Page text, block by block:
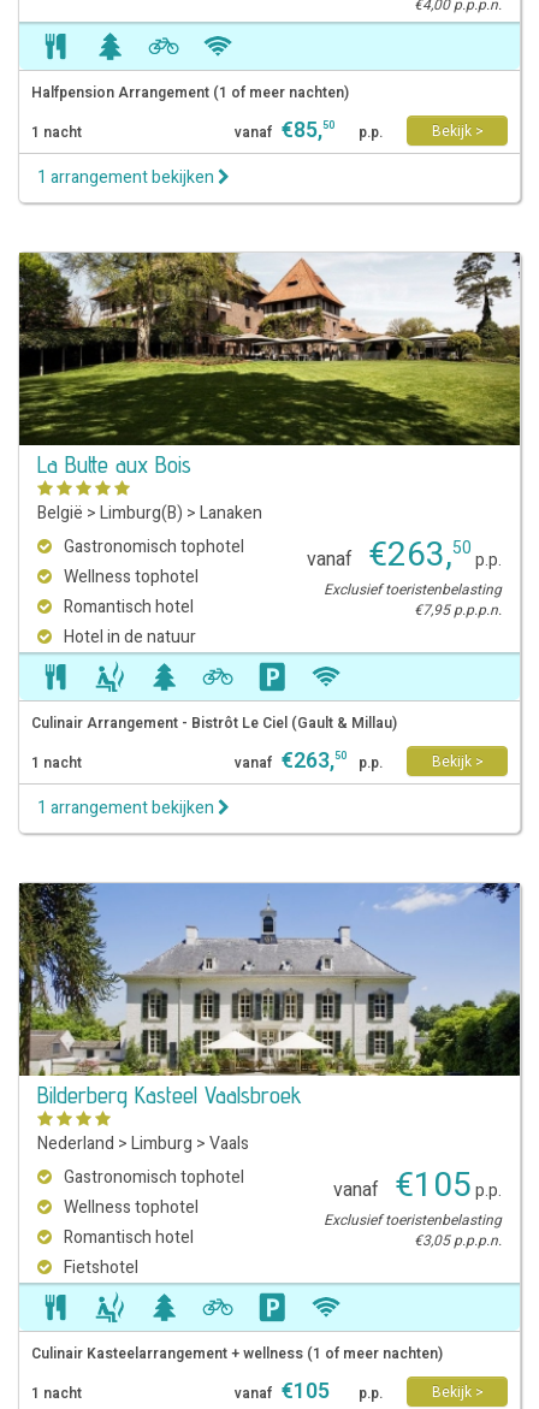
€4,00 p.p.p.n.
Halfpension Arrangement (1 of meer nachten)
1 nacht
vanaf €85,50 p.p. Bekijk >
1 arrangement bekijken
La Butte aux Bois
België >Limburg(B) >Lanaken
Gastronomisch tophotel
Wellness tophotel
Romantisch hotel
Hotel in de natuur
vanaf €263,50p.p.
Exclusief toeristenbelasting
€7,95 p.p.p.n.
Culinair Arrangement - Bistrôt Le Ciel (Gault & Millau)
1 nacht
vanaf €263,50 p.p. Bekijk >
1 arrangement bekijken
Bilderberg Kasteel Vaalsbroek
Nederland >Limburg >Vaals
Gastronomisch tophotel
Wellness tophotel
Romantisch hotel
Fietshotel
vanaf €105p.p.
Exclusief toeristenbelasting
€3,05 p.p.p.n.
Culinair Kasteelarrangement + wellness (1 of meer nachten)
1 nacht
vanaf €105 p.p.
Bekijk >